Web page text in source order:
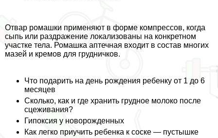
Отвар ромашки применяют в форме компрессов, когда
сыпь или раздражение локализованы на конкретном
участке тела. Ромашка аптечная входит в состав многих
мазей и кремов для грудничков.
Что подарить на день рождения ребенку от 1 до 6
месяцев
Сколько, как и где хранить грудное молоко после
сцеживания?
Гипоксия у новорожденных
Как легко приучить ребенка к соске — пустышке